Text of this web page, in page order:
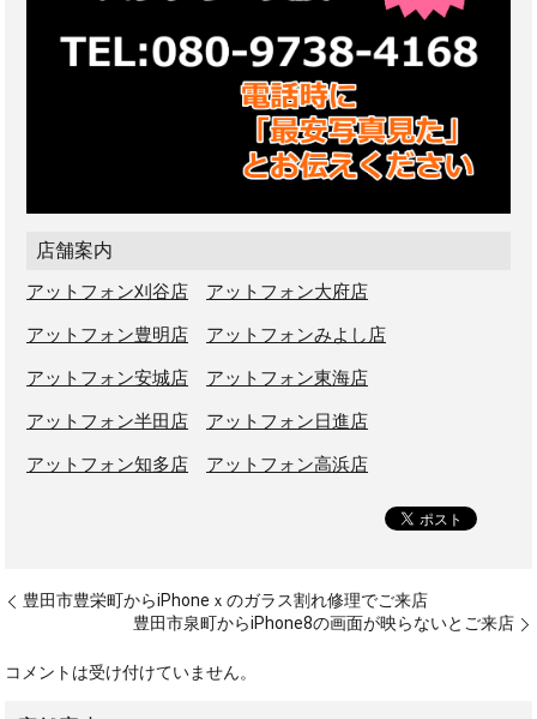
店舗案内
アットフォン刈谷店
アットフォン大府店
アットフォン豊明店
アットフォンみよし店
アットフォン安城店
アットフォン東海店
アットフォン半田店
アットフォン日進店
アットフォン知多店
アットフォン高浜店
豊田市豊栄町からiPhoneｘのガラス割れ修理でご来店
豊田市泉町からiPhone8の画面が映らないとご来店
コメントは受け付けていません。